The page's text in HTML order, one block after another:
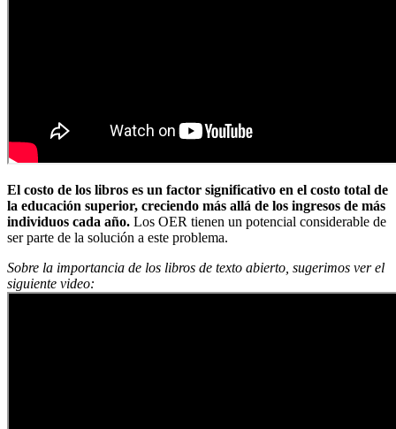
El costo de los libros es un factor significativo en el costo total de
la educación superior, creciendo más allá de los ingresos de más
individuos cada año. Los OER tienen un potencial considerable de
ser parte de la solución a este problema.
Sobre la importancia de los libros de texto abierto, sugerimos ver el
siguiente video: